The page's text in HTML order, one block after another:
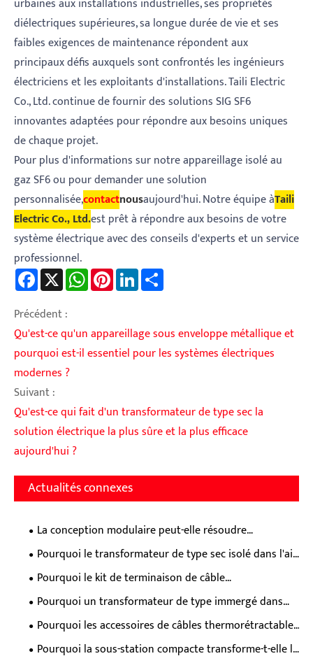
diélectriques supérieures, sa longue durée de vie et ses
faibles exigences de maintenance répondent aux
principaux défis auxquels sont confrontés les ingénieurs
électriciens et les exploitants d'installations. Taili Electric
Co., Ltd. continue de fournir des solutions SIG SF6
innovantes adaptées pour répondre aux besoins uniques
de chaque projet.
Pour plus d'informations sur notre appareillage isolé au
gaz SF6 ou pour demander une solution
personnalisée,contactnousaujourd'hui. Notre équipe àTaili
Electric Co., Ltd.est prêt à répondre aux besoins de votre
système électrique avec des conseils d'experts et un service
professionnel.
Facebook WhatsAppPinterestLinkedIn
Précédent :
Qu'est-ce qu'un appareillage sous enveloppe métallique et
pourquoi est-il essentiel pour les systèmes électriques
modernes ?
Suivant :
Qu'est-ce qui fait d'un transformateur de type sec la
solution électrique la plus sûre et la plus efficace
aujourd'hui ?
Actualités connexes
La conception modulaire peut-elle résoudre
complètement les problèmes industriels liés à
l’expansion difficile des équipements de distribution
d’énergie et à l’exploitation et à la maintenance
fastidieuses ?
Pourquoi le transformateur de type sec isolé dans l'air
est-il le choix idéal pour une distribution d'énergie
soucieuse de la sécurité et respectueuse de
l'environnement ?
Pourquoi le kit de terminaison de câble
thermorétractable est-il la protection ultime et
économique pour les réseaux électriques moyenne
tension ?
Pourquoi un transformateur de type immergé dans
l’huile est-il essentiel pour une distribution électrique
Pourquoi les accessoires de câbles thermorétractables
sont-ils essentiels pour les systèmes électriques
modernes ?
Pourquoi la sous-station compacte transforme-t-elle la